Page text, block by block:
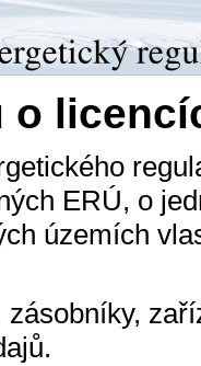
o
ERÚ, o
územích